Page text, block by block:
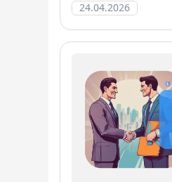
24.04.2026